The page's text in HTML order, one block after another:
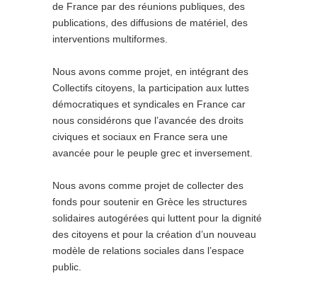
de France par des réunions publiques, des
publications, des diffusions de matériel, des
interventions multiformes.
Nous avons comme projet, en intégrant des
Collectifs citoyens, la participation aux luttes
démocratiques et syndicales en France car
nous considérons que l’avancée des droits
civiques et sociaux en France sera une
avancée pour le peuple grec et inversement.
Nous avons comme projet de collecter des
fonds pour soutenir en Grèce les structures
solidaires autogérées qui luttent pour la dignité
des citoyens et pour la création d’un nouveau
modèle de relations sociales dans l’espace
public.